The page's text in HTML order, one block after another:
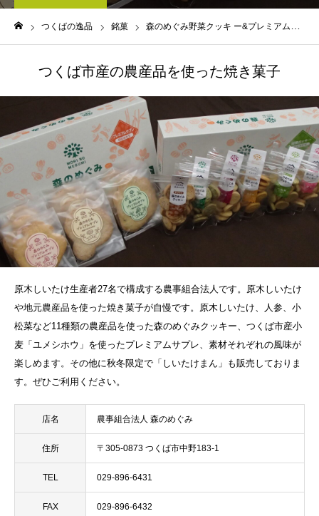
つくばの逸品 銘菓 森のめぐみ野菜クッキ ー&プレミアムサブレ
つくば市産の農産品を使った焼き菓子
原木しいたけ生産者27名で構成する農事組合法人です。原木しいたけ
や地元農産品を使った焼き菓子が自慢です。原木しいたけ、人参、小
松菜など11種類の農産品を使った森のめぐみクッキー、つくば市産小
麦「ユメシホウ」を使ったプレミアムサプレ、素材それぞれの風味が
楽しめます。その他に秋冬限定で「しいたけまん」も販売しておりま
す。ぜひご利用ください。
店名 農事組合法人 森のめぐみ
住所 〒305-0873 つくば市中野183-1
TEL 029-896-6431
FAX 029-896-6432